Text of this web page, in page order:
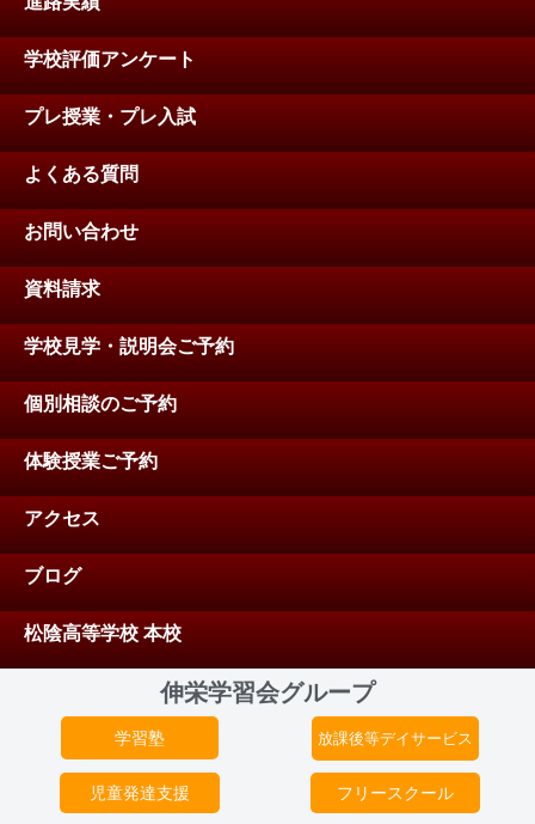
学校評価アンケート
プレ授業・プレ入試
よくある質問
お問い合わせ
資料請求
学校見学・説明会ご予約
個別相談のご予約
体験授業ご予約
アクセス
ブログ
松陰高等学校 本校
伸栄学習会グループ
学習塾 放課後等デイサービス
児童発達支援 フリースクール